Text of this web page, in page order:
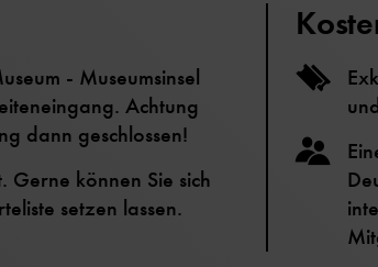
- Museumsinsel
Achtung
dann geschlossen!
Gerne können Sie sich
setzen lassen.